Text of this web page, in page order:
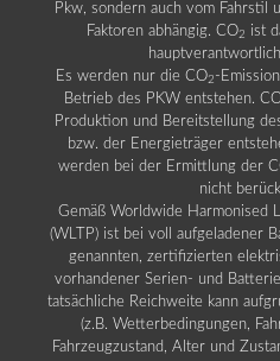
Pkw, sondern auch vom Fahrstil
Faktoren abhängig. CO2 ist
Es werden nur die CO2 -
Betrieb des PKW entstehen.
Produktion und Bereitstellung
bzw. der Energieträger
werden bei der Ermittlung der
nicht
Gemäß Worldwide Harmonised
(WLTP) ist bei voll aufgeladener
genannten, zertifizierten
vorhandener Serien- und
tatsächliche Reichweite kann
(z.B. Wetterbedingungen,
Fahrzeugzustand, Alter und